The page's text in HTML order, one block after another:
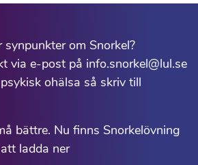
om Snorkel?
via e-post på info.snorkel@lul.se
ohälsa så skriv till
bättre. Nu finns Snorkelövning
ladda ner